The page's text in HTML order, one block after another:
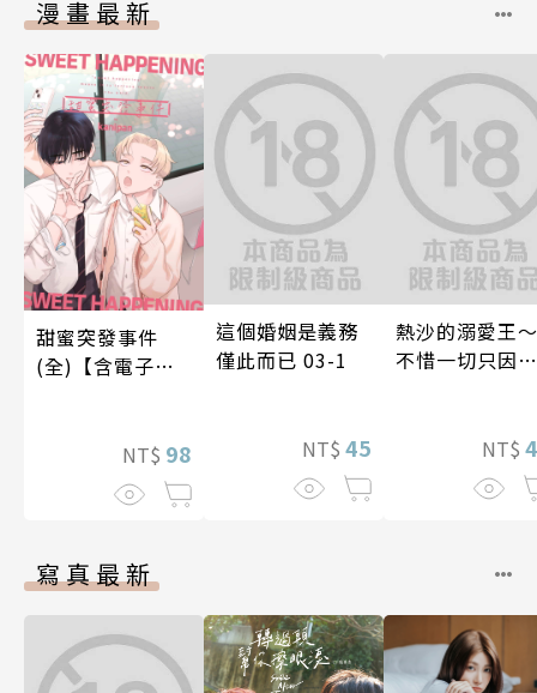
漫畫最新
甜蜜突發事件
(全)【含電子限
NT$ 98
這個婚姻是義務
僅此而已 03-1
NT$ 45
熱沙的溺愛王～
不惜一切只因愛
NT$
寫真最新